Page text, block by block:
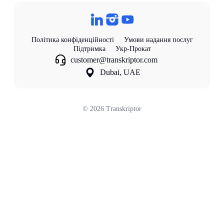
Політика конфіденційності
Умови надання послуг
Підтримка
Укр-Прокат
customer@transkriptor.com
Dubai, UAE
© 2026 Transkriptor